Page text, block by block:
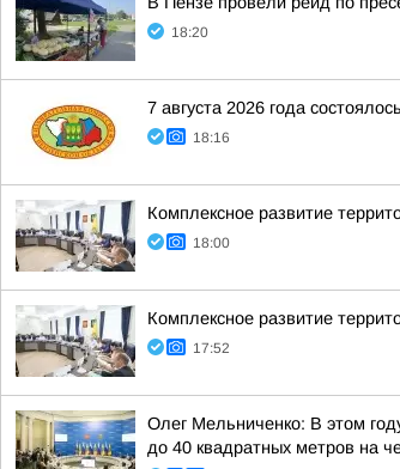
18:20
7 августа 2026 года
18:16
Комплексное развитие
18:00
Комплексное развитие
17:52
Олег Мельниченко: В этом
до 40 квадратных метров на